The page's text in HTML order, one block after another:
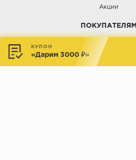
Акции
ПОКУПАТЕЛЯМ
Услуги
Доставка и оплата
Обмен и возврат
КУПОН
«Дарим 3000 ₽»